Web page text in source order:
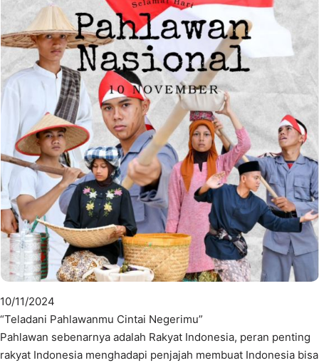
10/11/2024
“Teladani Pahlawanmu Cintai Negerimu”
Pahlawan sebenarnya adalah Rakyat Indonesia, peran penting
rakyat Indonesia menghadapi penjajah membuat Indonesia bisa